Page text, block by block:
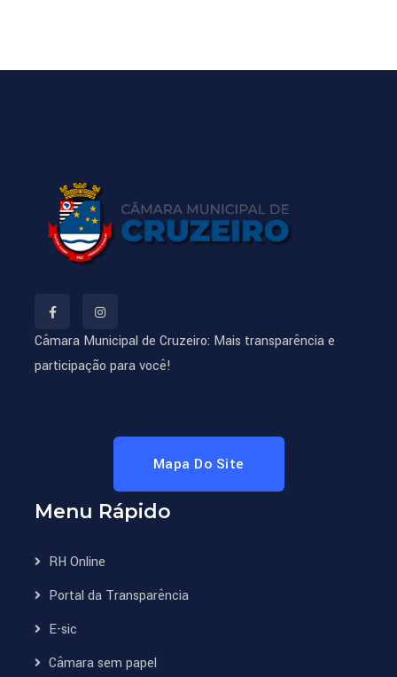
Câmara Municipal de Cruzeiro: Mais transparência e
participação para você!
Mapa Do Site
Menu Rápido
RH Online
Portal da Transparência
E-sic
Câmara sem papel